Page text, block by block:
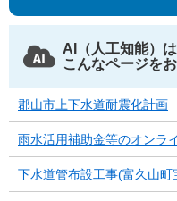
AI（人工知能）は
こんなページを
郡山市上下水道耐震化計画
雨水活用補助金等のオンラ
下水道管布設工事(富久山町